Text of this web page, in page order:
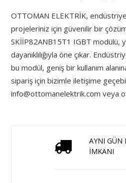
OTTOMAN ELEKTRİK,
projeleriniz için güvenilir bir
SKİİP82ANB15T1 IGBT modülü,
dayanıklılığıyla öne çıkar.
bu modül, geniş bir kullanım
sipariş için bizimle iletişime
info@ottomanelektrik.com veya
AYNI GÜN
İMKANI